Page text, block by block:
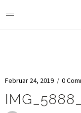
Februar 24, 2019 / 0